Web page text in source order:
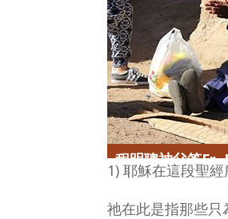
程明聰神父答
1) 耶穌在這段聖
祂在此是指那些